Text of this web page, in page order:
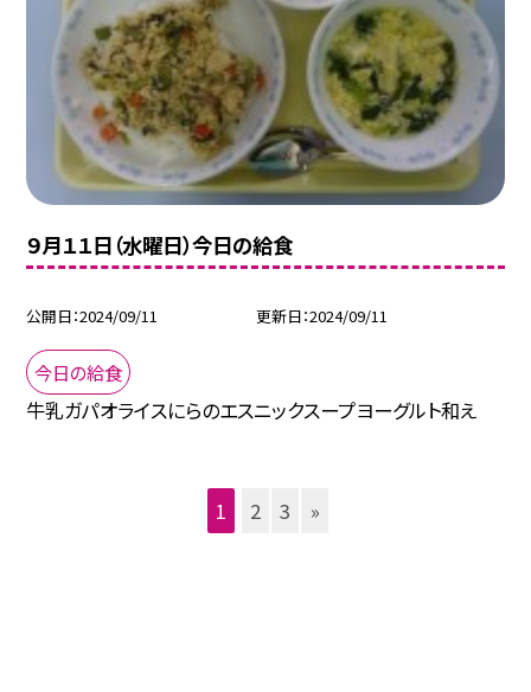
９月１１日（水曜日）今日の給食
公開日 2024/09/11 更新日 2024/09/11
今日の給食
牛乳ガパオライスにらのエスニックスープヨーグルト和え
1 2 3 »